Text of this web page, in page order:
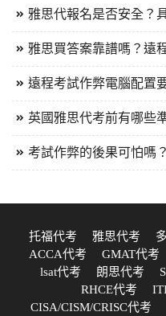
雅思代報名是否安全？
雅思買答案靠譜嗎？遠
遠程考試作弊電腦配置
英國雅思代考前有哪些
考試作弊的後果可怕嗎
托福代考 雅思代考
ACCA代考
GMAT代考
lsat代考
朗思代考
RHCE代考
CISA/CISM/CRISC代考